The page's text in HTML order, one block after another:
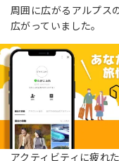
周囲に広がるアルプス
広がっていました。
アクティビティに疲れ